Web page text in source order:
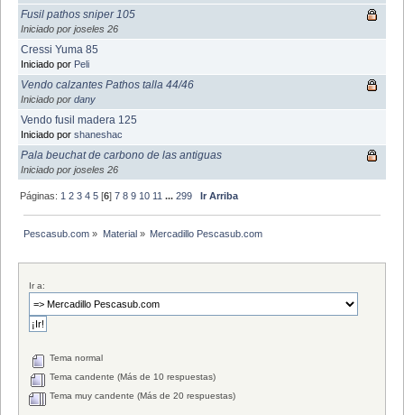
Fusil pathos sniper 105
Iniciado por joseles 26
Cressi Yuma 85
Iniciado por Peli
Vendo calzantes Pathos talla 44/46
Iniciado por dany
Vendo fusil madera 125
Iniciado por shaneshac
Pala beuchat de carbono de las antiguas
Iniciado por joseles 26
Páginas: 1 2 3 4 5 [6]7 8 9 10 11 ...299 Ir Arriba
Pescasub.com » Material» Mercadillo Pescasub.com
Ir a:
Tema normal
Tema candente (Más de 10 respuestas)
Tema muy candente (Más de 20 respuestas)